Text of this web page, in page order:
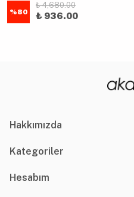
%80
₺ 4,680.00
₺ 936.00
Hakkımızda
Kategoriler
Hesabım